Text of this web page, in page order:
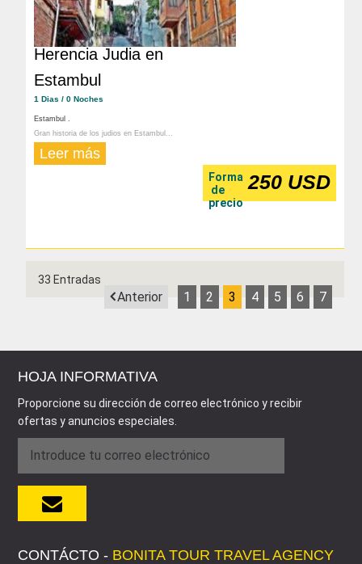
Herencia Judia en
Estambul
1 Dias / 0 Noches
Estambul .
Gran historia de los judios en Estambul...
Leer más
Forma
de
precio
250 USD
33 Entradas
Anterior 1 2 3 4 5 6 7
HOJA INFORMATIVA
Proporcione su dirección de correo electrónico y recibir
ofertas y anuncios especiales.
CONTÁCTO - BONITA TOUR TRAVEL AGENCY